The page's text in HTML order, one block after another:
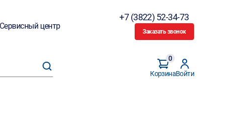
Сервисный центр
+7 (3822) 52-34-73
Заказать звонок
Корзина
0
Войти